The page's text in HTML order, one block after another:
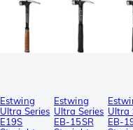
Estwing
Ultra Series
E19S
Estwing
Ultra Series
EB-15SR
Ultra
EB-